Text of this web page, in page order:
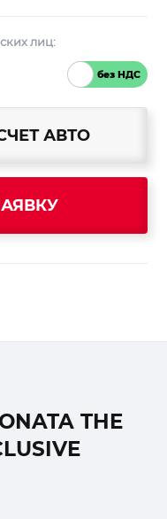
лиц:
АВТО
ЗАЯВКУ
THE